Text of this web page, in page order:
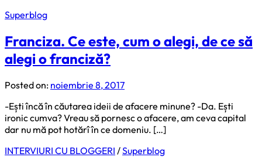
Superblog
Franciza. Ce este, cum o alegi, de ce să
alegi o franciză?
Posted on: noiembrie 8, 2017
-Ești încă în căutarea ideii de afacere minune? -Da. Ești
ironic cumva? Vreau să pornesc o afacere, am ceva capital
dar nu mă pot hotărî în ce domeniu. […]
INTERVIURI CU BLOGGERI /Superblog